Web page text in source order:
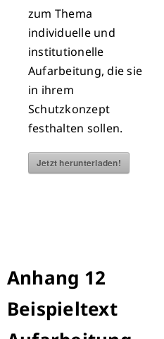
zum Thema
individuelle und
institutionelle
Aufarbeitung, die sie
in ihrem
Schutzkonzept
festhalten sollen.
Jetzt herunterladen!
Anhang 12
Beispieltext